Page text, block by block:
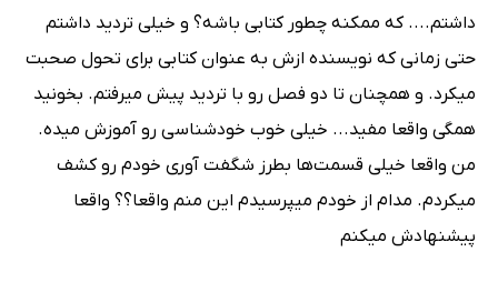
داشتم.... که ممکنه چطور کتابی باشه؟ و خیلی تردید داشتم
حتی زمانی که نویسنده ازش به عنوان کتابی برای تحول صحبت
میکرد. و همچنان تا دو فصل رو با تردید پیش میرفتم. بخونید
همگی واقعا مفید... خیلی خوب خودشناسی رو آموزش میده.
من واقعا خیلی قسمت‌ها بطرز شگفت آوری خودم رو کشف
میکردم. مدام از خودم میپرسیدم این منم واقعا؟؟ واقعا
پیشنهادش میکنم